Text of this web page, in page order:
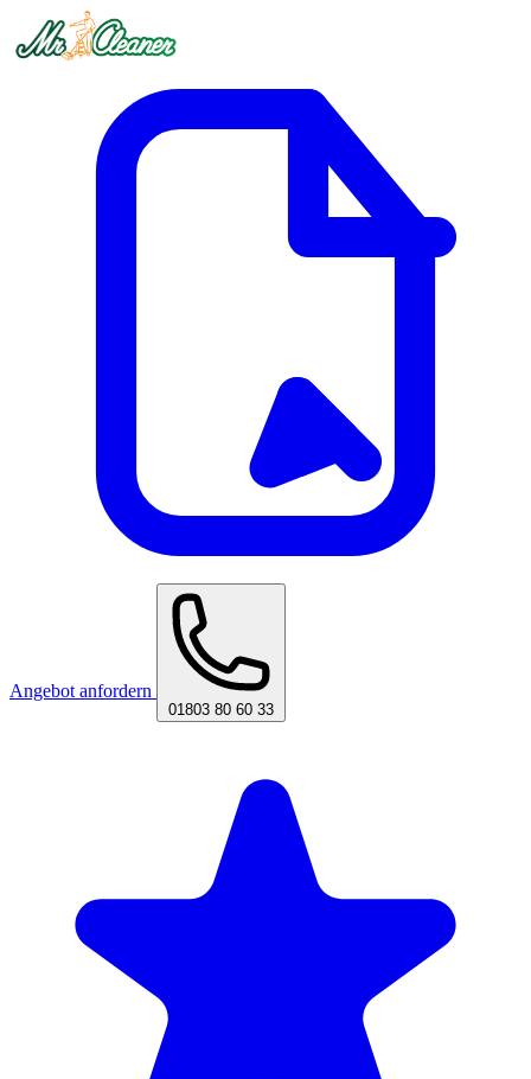
Angebot anfordern
01803 80 60 33